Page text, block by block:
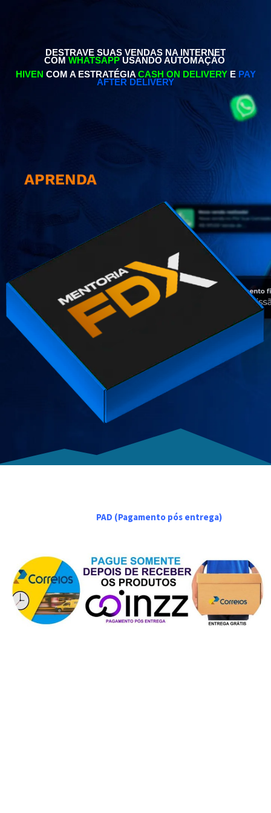
DESTRAVE SUAS VENDAS NA INTERNET
COM WHATSAPPUSANDO AUTOMAÇÃO
HIVEN COM A ESTRATÉGIA CASH ON DELIVERY E PAY
AFTER DELIVERY
APRENDA
PAD (Pagamento pós entrega)